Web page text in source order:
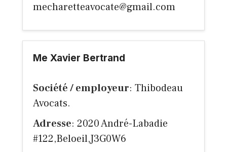
mecharetteavocate@gmail.com
Me Xavier Bertrand
Société / employeur: Thibodeau
Avocats.
Adresse: 2020 André-Labadie
#122,Beloeil,J3G0W6